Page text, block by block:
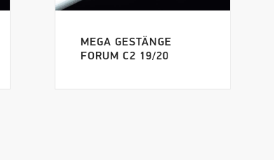
MEGA GESTÄNGE
FORUM C2 19/20